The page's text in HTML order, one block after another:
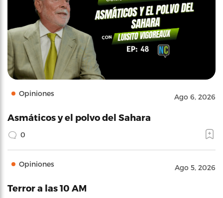
Opiniones Ago 6, 2026
Asmáticos y el polvo del Sahara
0
Opiniones Ago 5, 2026
Terror a las 10 AM